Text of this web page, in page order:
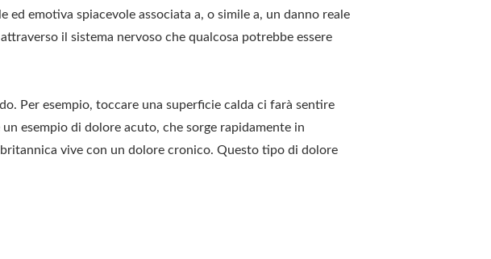
ed emotiva spiacevole associata a, o simile a, un danno reale
il sistema nervoso che qualcosa potrebbe essere
Per esempio, toccare una superficie calda ci farà sentire
esempio di dolore acuto, che sorge rapidamente in
vive con un dolore cronico. Questo tipo di dolore